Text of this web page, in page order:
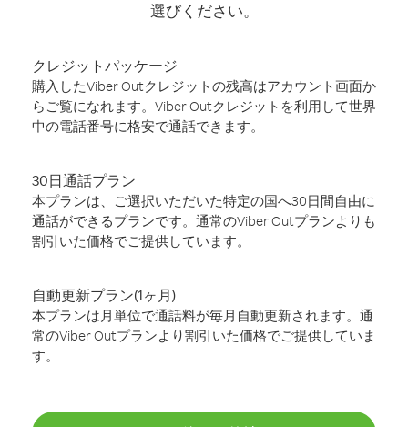
選びください。
クレジットパッケージ
購入したViber Outクレジットの残高はアカウント画面か
らご覧になれます。Viber Outクレジットを利用して世界
中の電話番号に格安で通話できます。
30日通話プラン
本プランは、ご選択いただいた特定の国へ30日間自由に
通話ができるプランです。通常のViber Outプランよりも
割引いた価格でご提供しています。
自動更新プラン(1ヶ月)
本プランは月単位で通話料が毎月自動更新されます。通
常のViber Outプランより割引いた価格でご提供していま
す。